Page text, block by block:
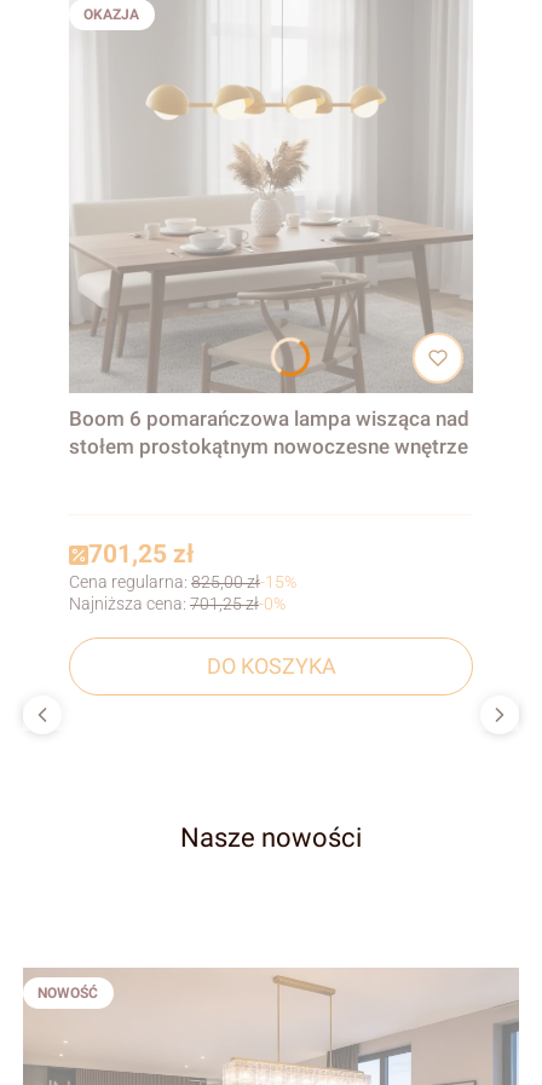
OKAZJA
Boom 6 pomarańczowa lampa wisząca nad
stołem prostokątnym nowoczesne wnętrze
701,25 zł
Cena regularna: 825,00 zł-15%
Najniższa cena: 701,25 zł-0%
DO KOSZYKA
Nasze nowości
NOWOŚĆ